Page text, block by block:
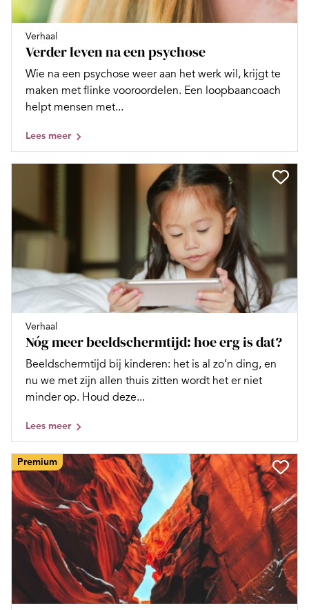
Verhaal
Verder leven na een psychose
Wie na een psychose weer aan het werk wil, krijgt te
maken met flinke vooroordelen. Een loopbaancoach
helpt mensen met...
Lees meer
Verhaal
Nóg meer beeldschermtijd: hoe erg is dat?
Beeldschermtijd bij kinderen: het is al zo’n ding, en
nu we met zijn allen thuis zitten wordt het er niet
minder op. Houd deze...
Lees meer
Premium